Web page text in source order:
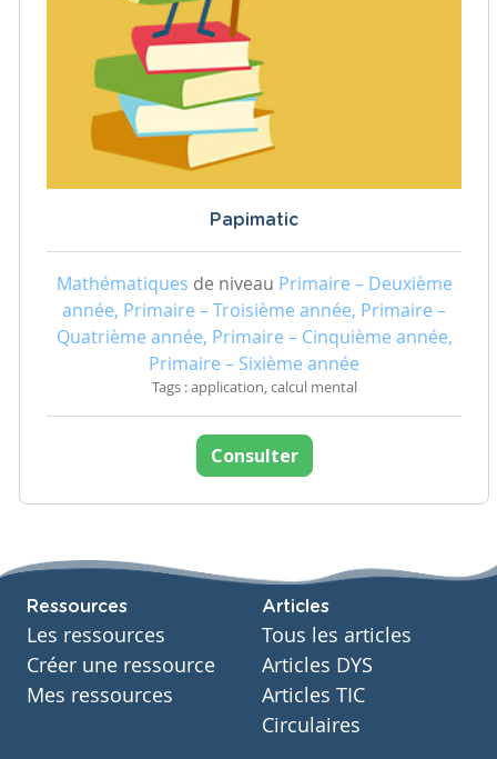
Papimatic
Mathématiques de niveau Primaire – Deuxième
année, Primaire – Troisième année, Primaire –
Quatrième année, Primaire – Cinquième année,
Primaire – Sixième année
Tags : application, calcul mental
Consulter
Ressources
Les ressources
Créer une ressource
Mes ressources
Articles
Tous les articles
Articles DYS
Articles TIC
Circulaires